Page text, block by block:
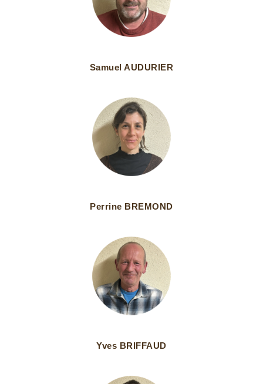
Samuel AUDURIER
Perrine BREMOND
Yves BRIFFAUD